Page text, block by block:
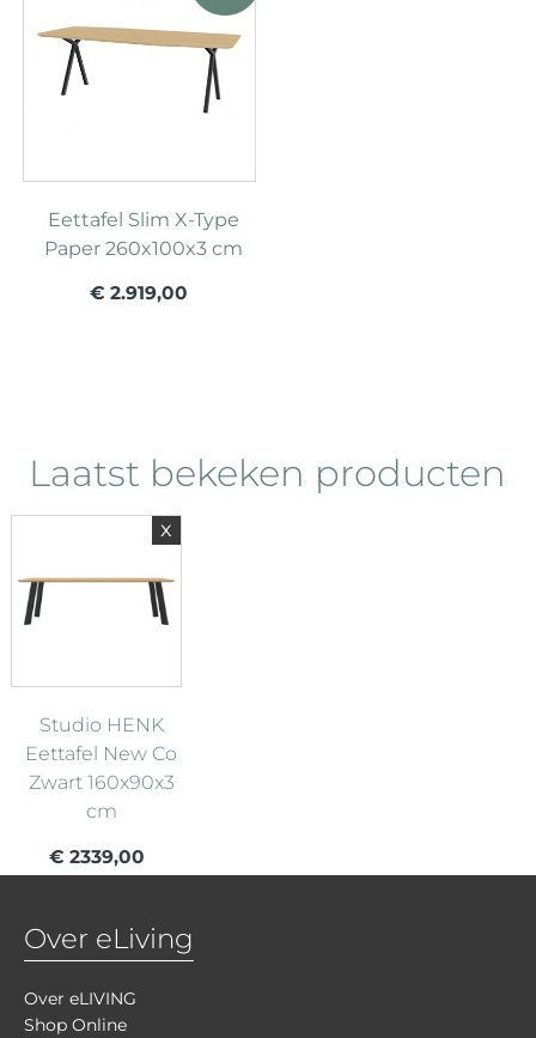
Eettafel Slim X-Type
Paper 260x100x3 cm
€ 2.919,00
Laatst bekeken producten
Studio HENK
Eettafel New Co
Zwart 160x90x3
cm
€ 2339,00
x
Over eLiving
Over eLIVING
Shop Online